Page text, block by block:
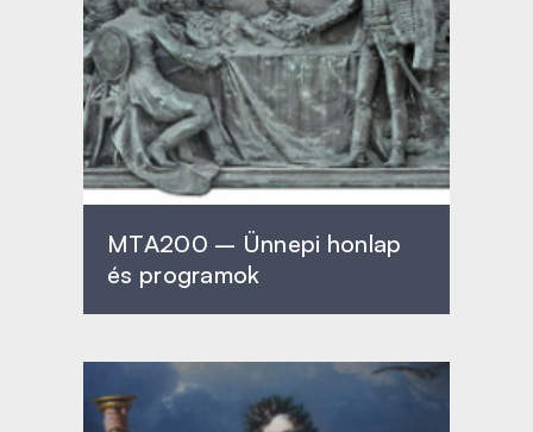
MTA200 – Ünnepi honlap
és programok